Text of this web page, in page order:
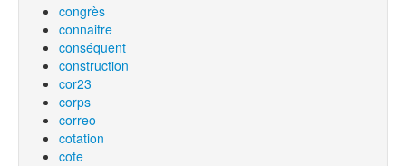
congrès
connaitre
conséquent
construction
cor23
corps
correo
cotation
cote